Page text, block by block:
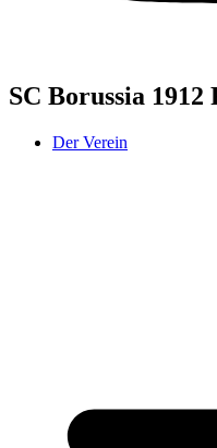
SC Borussia
Der Verein